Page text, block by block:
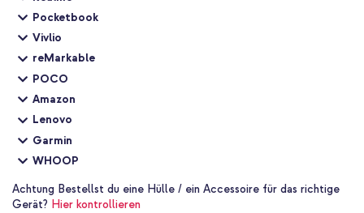
Pocketbook
Vivlio
reMarkable
POCO
Amazon
Lenovo
Garmin
WHOOP
Achtung Bestellst du eine Hülle / ein Accessoire für das richtige
Gerät? Hier kontrollieren